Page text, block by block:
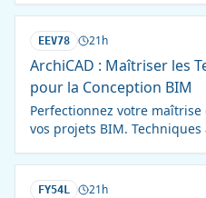
EEV78 21h
ArchiCAD : Maîtriser les
pour la Conception BIM
Perfectionnez votre maîtrise
vos projets BIM. Techniques
FY54L 21h